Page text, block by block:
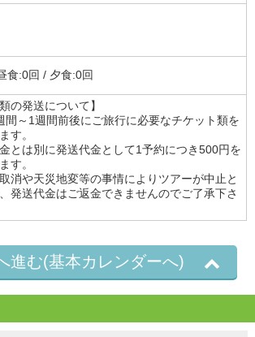
食:0回 / 夕食:0回
の発送について】
間～1週間前後にご旅行に必要なチケット類を
す。
とは別に発送代金として1予約につき500円を
す。
消や天災地変等の事情によりツアーが中止と
発送代金はご返金できませんのでご了承下さ
進む(基本カレンダーへ)